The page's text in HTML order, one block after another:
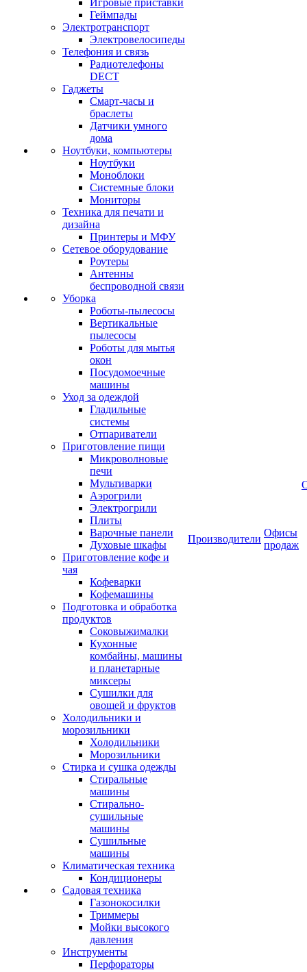
Игровые приставки
Геймпады
Электротранспорт
Электровелосипеды
Телефония и связь
Радиотелефоны
DECT
Гаджеты
Смарт-часы и
браслеты
Датчики умного
дома
Ноутбуки, компьютеры
Ноутбуки
Моноблоки
Системные блоки
Мониторы
Техника для печати и
дизайна
Принтеры и МФУ
Сетевое оборудование
Роутеры
Антенны
беспроводной связи
Уборка
Роботы-пылесосы
Вертикальные
пылесосы
Роботы для мытья
окон
Посудомоечные
машины
Уход за одеждой
Гладильные
системы
Отпариватели
Приготовление пищи
Микроволновые
печи
Мультиварки
Аэрогрили
Электрогрили
Плиты
Варочные панели
Духовые шкафы
Приготовление кофе и
чая
Кофеварки
Кофемашины
Подготовка и обработка
продуктов
Соковыжималки
Кухонные
комбайны, машины
и планетарные
миксеры
Сушилки для
овощей и фруктов
Холодильники и
морозильники
Холодильники
Морозильники
Стирка и сушка одежды
Стиральные
машины
Стирально-
сушильные
машины
Сушильные
машины
Климатическая техника
Кондиционеры
Садовая техника
Газонокосилки
Триммеры
Мойки высокого
давления
Инструменты
Перфораторы
Производители
Офисы
продаж